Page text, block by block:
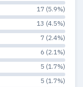
17 (5.9%)
13 (4.5%)
7 (2.4%)
6 (2.1%)
5 (1.7%)
5 (1.7%)